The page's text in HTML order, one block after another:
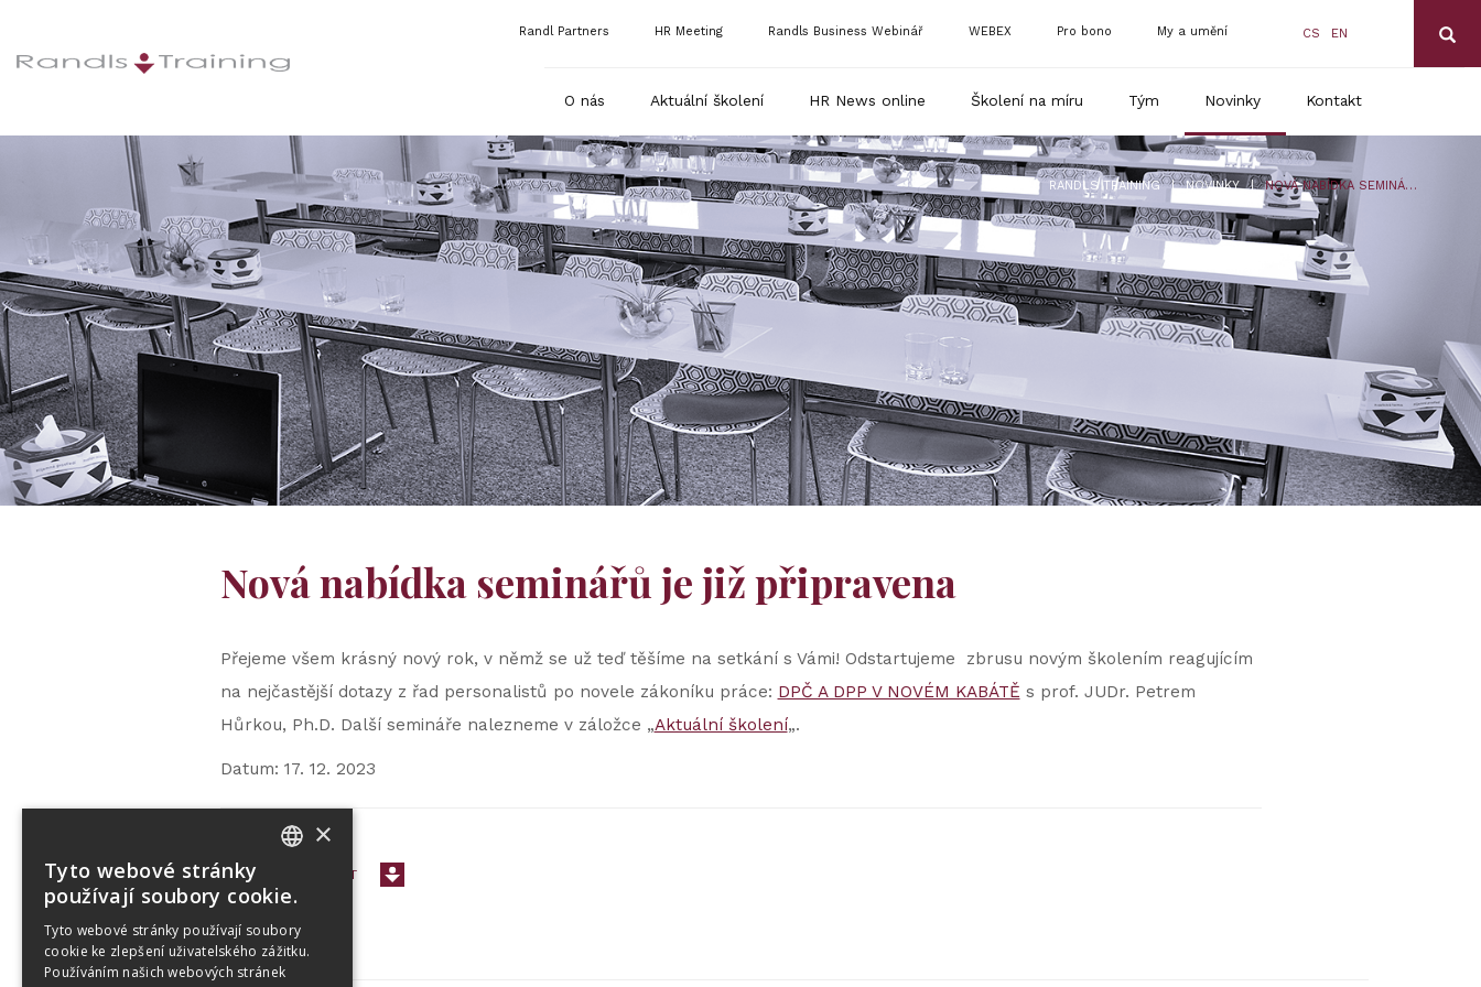
CS EN
Randl Partners HR Meeting Randls Business Webinář WEBEX Pro bono My a umění
O nás Aktuální školení HR News online Školení na míru Tým Novinky Kontakt
RANDLS TRAINING | NOVINKY | NOVÁ NABÍDKA SEMINÁŘŮ JE JIŽ PŘIPRAVENA
Nová nabídka seminářů je již připravena
Přejeme všem krásný nový rok, v němž se už teď těšíme na setkání s Vámi! Odstartujeme zbrusu novým školením reagujícím
na nejčastější dotazy z řad personalistů po novele zákoníku práce: DPČ A DPP V NOVÉM KABÁTĚ s prof. JUDr. Petrem
Hůrkou, Ph.D. Další semináře nalezneme v záložce „Aktuální školení„.
Datum: 17. 12. 2023
< PŘEJÍT ZPĚT
×
Tyto webové stránky
používají soubory cookie.
Tyto webové stránky používají soubory
cookie ke zlepšení uživatelského zážitku.
Používáním našich webových stránek